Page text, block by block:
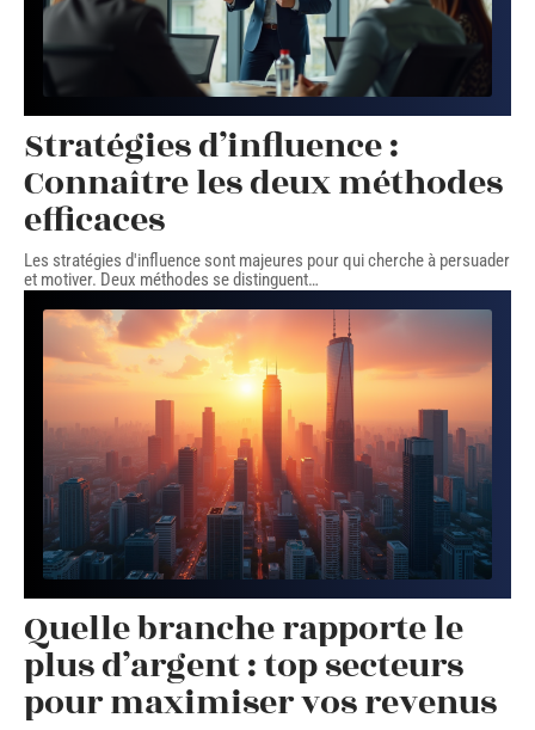
Stratégies d’influence :
Connaître les deux méthodes
efficaces
Les stratégies d'influence sont majeures pour qui cherche à persuader
et motiver. Deux méthodes se distinguent…
Quelle branche rapporte le
plus d’argent : top secteurs
pour maximiser vos revenus